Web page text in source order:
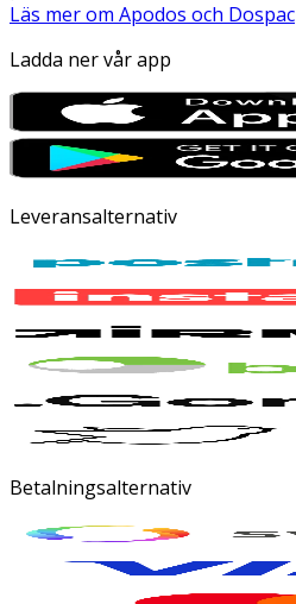
Läs mer om Apodos och Dospac
Ladda ner vår app
Leveransalternativ
Betalningsalternativ